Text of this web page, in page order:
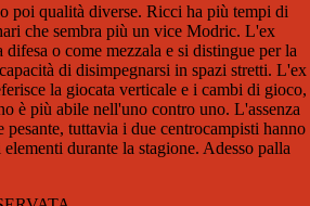
poi qualità diverse. Ricci ha più tempi di
che sembra più un vice Modric. L'ex
difesa o come mezzala e si distingue per la
di disimpegnarsi in spazi stretti. L'ex
la giocata verticale e i cambi di gioco,
è più abile nell'uno contro uno. L'assenza
pesante, tuttavia i due centrocampisti hanno
durante la stagione. Adesso palla